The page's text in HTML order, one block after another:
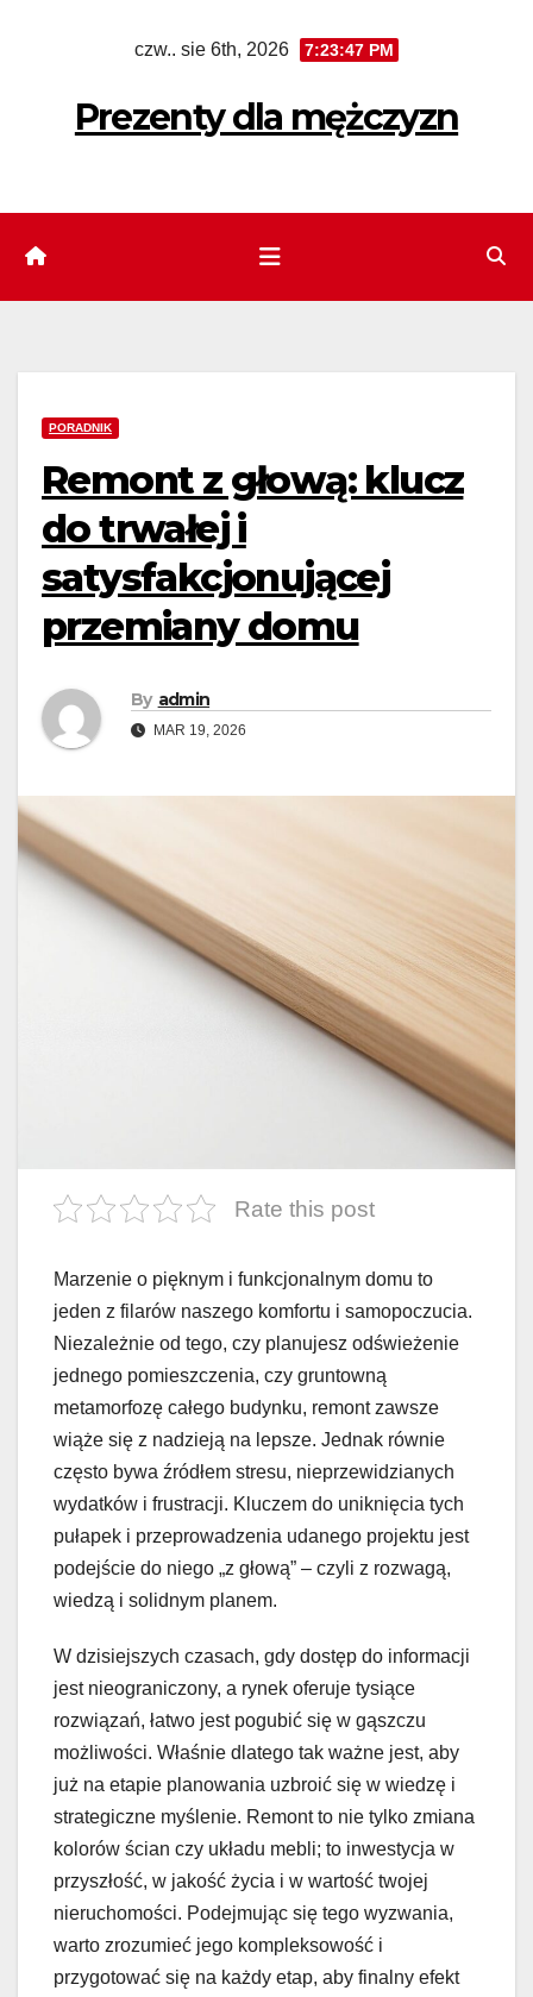
czw.. sie 6th, 2026 7:23:49 PM
Prezenty dla mężczyzn
PORADNIK
Remont z głową: klucz
do trwałej i
satysfakcjonującej
przemiany domu
By admin
MAR 19, 2026
Rate this post
Marzenie o pięknym i funkcjonalnym domu to
jeden z filarów naszego komfortu i samopoczucia.
Niezależnie od tego, czy planujesz odświeżenie
jednego pomieszczenia, czy gruntowną
metamorfozę całego budynku, remont zawsze
wiąże się z nadzieją na lepsze. Jednak równie
często bywa źródłem stresu, nieprzewidzianych
wydatków i frustracji. Kluczem do uniknięcia tych
pułapek i przeprowadzenia udanego projektu jest
podejście do niego „z głową” – czyli z rozwagą,
wiedzą i solidnym planem.
W dzisiejszych czasach, gdy dostęp do informacji
jest nieograniczony, a rynek oferuje tysiące
rozwiązań, łatwo jest pogubić się w gąszczu
możliwości. Właśnie dlatego tak ważne jest, aby
już na etapie planowania uzbroić się w wiedzę i
strategiczne myślenie. Remont to nie tylko zmiana
kolorów ścian czy układu mebli; to inwestycja w
przyszłość, w jakość życia i w wartość twojej
nieruchomości. Podejmując się tego wyzwania,
warto zrozumieć jego kompleksowość i
przygotować się na każdy etap, aby finalny efekt